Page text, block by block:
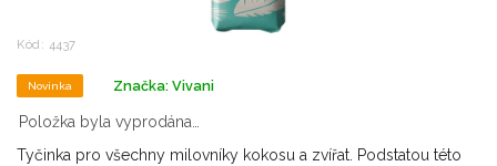
Kód: 4437
Novinka Značka: Vivani
Položka byla vyprodána…
Tyčinka pro všechny milovníky kokosu a zvířat. Podstatou této